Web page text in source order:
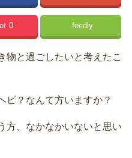
0 feedly
物と過ごしたいと考えたこ
ビ？なんて方いますか？
方、なかなかいないと思い